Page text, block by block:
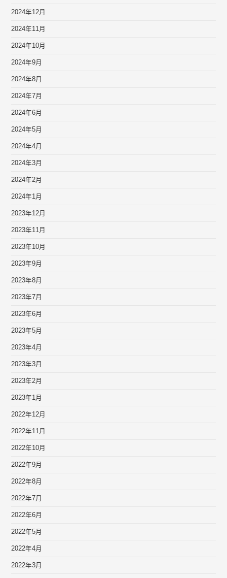
2024年12月
2024年11月
2024年10月
2024年9月
2024年8月
2024年7月
2024年6月
2024年5月
2024年4月
2024年3月
2024年2月
2024年1月
2023年12月
2023年11月
2023年10月
2023年9月
2023年8月
2023年7月
2023年6月
2023年5月
2023年4月
2023年3月
2023年2月
2023年1月
2022年12月
2022年11月
2022年10月
2022年9月
2022年8月
2022年7月
2022年6月
2022年5月
2022年4月
2022年3月